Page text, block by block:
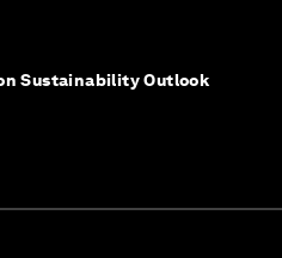
Sustainability Outlook